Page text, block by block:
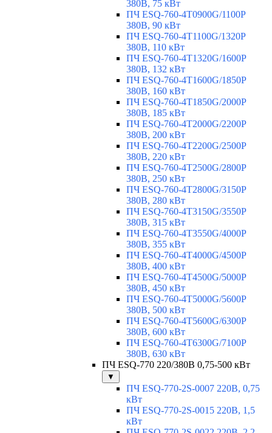
380В, 75 кВт
ПЧ ESQ-760-4T0900G/1100P
380В, 90 кВт
ПЧ ESQ-760-4T1100G/1320P
380В, 110 кВт
ПЧ ESQ-760-4T1320G/1600P
380В, 132 кВт
ПЧ ESQ-760-4T1600G/1850P
380В, 160 кВт
ПЧ ESQ-760-4T1850G/2000P
380В, 185 кВт
ПЧ ESQ-760-4T2000G/2200P
380В, 200 кВт
ПЧ ESQ-760-4T2200G/2500P
380В, 220 кВт
ПЧ ESQ-760-4T2500G/2800P
380В, 250 кВт
ПЧ ESQ-760-4T2800G/3150P
380В, 280 кВт
ПЧ ESQ-760-4T3150G/3550P
380В, 315 кВт
ПЧ ESQ-760-4T3550G/4000P
380В, 355 кВт
ПЧ ESQ-760-4T4000G/4500P
380В, 400 кВт
ПЧ ESQ-760-4T4500G/5000P
380В, 450 кВт
ПЧ ESQ-760-4T5000G/5600P
380В, 500 кВт
ПЧ ESQ-760-4T5600G/6300P
380В, 600 кВт
ПЧ ESQ-760-4T6300G/7100P
380В, 630 кВт
ПЧ ESQ-770 220/380В 0,75-500 кВт
▼
ПЧ ESQ-770-2S-0007 220В, 0,75
кВт
ПЧ ESQ-770-2S-0015 220В, 1,5
кВт